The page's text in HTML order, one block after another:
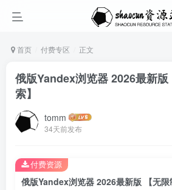
首页 付费专区 正文
俄版Yandex浏览器 2026最新
索】
tomm
34天前发布
俄版Yandex浏览器 2026最新版 【无限
付费资源